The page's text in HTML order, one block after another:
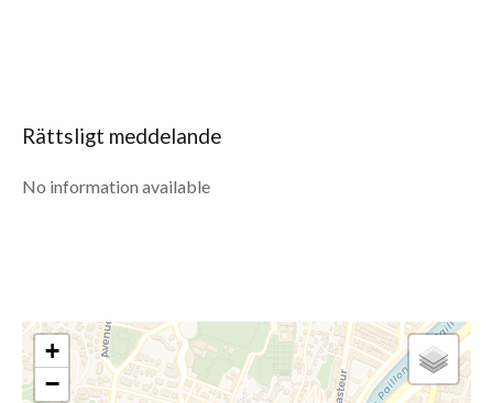
Rättsligt meddelande
No information available
+
−